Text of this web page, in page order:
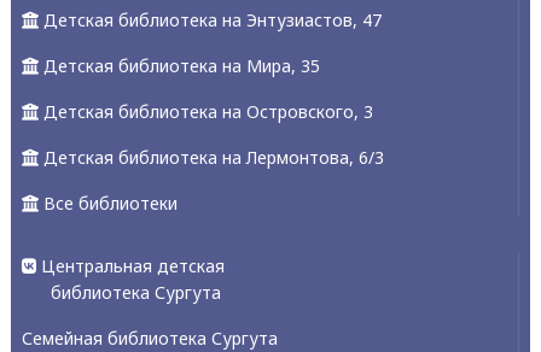
Детская библиотека на Энтузиастов, 47
Детская библиотека на Мира, 35
Детская библиотека на Островского, 3
Детская библиотека на Лермонтова, 6/3
Все библиотеки
Центральная детская
библиотека Сургута
Семейная библиотека Сургута